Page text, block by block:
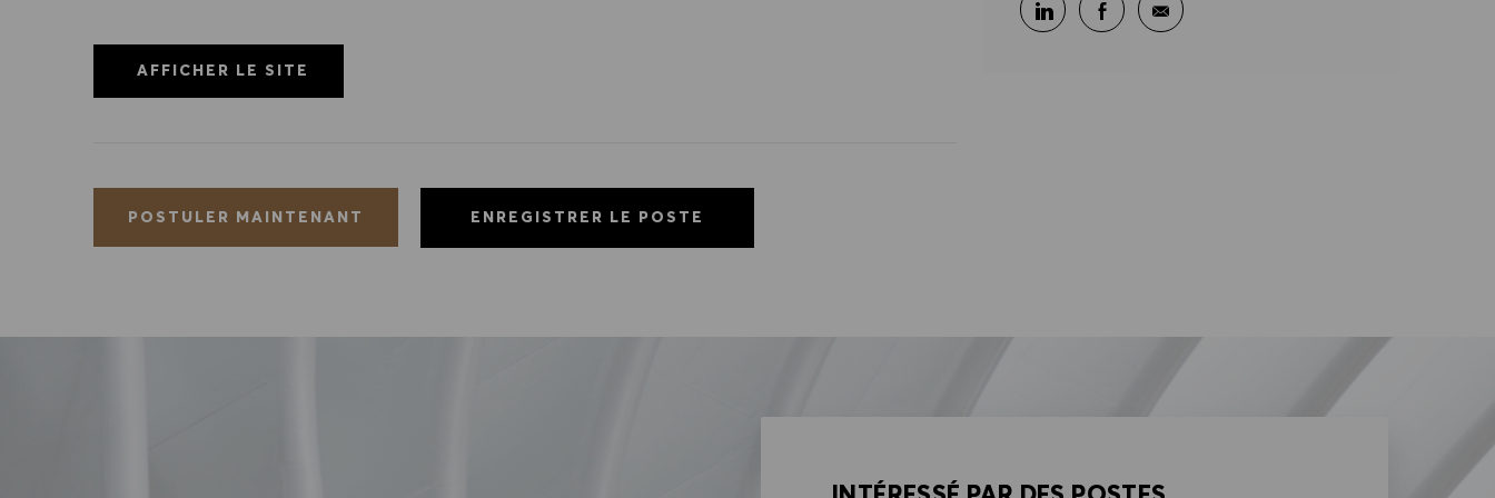
AFFICHER LE SITE
POSTULER MAINTENANT ENREGISTRER LE POSTE
Partager sur LinkedIn
Partager sur Facebook
Partager par e-mail